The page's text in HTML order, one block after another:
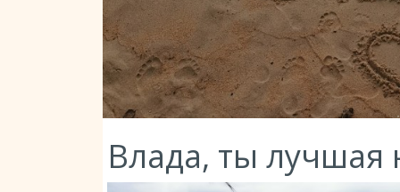
Влада, ты лучшая